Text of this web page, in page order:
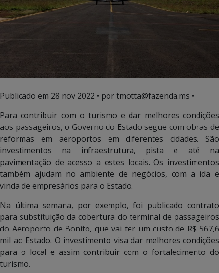
Publicado em 28 nov 2022 • por tmotta@fazenda.ms •
Para contribuir com o turismo e dar melhores condições
aos passageiros, o Governo do Estado segue com obras de
reformas em aeroportos em diferentes cidades. São
investimentos na infraestrutura, pista e até na
pavimentação de acesso a estes locais. Os investimentos
também ajudam no ambiente de negócios, com a ida e
vinda de empresários para o Estado.
Na última semana, por exemplo, foi publicado contrato
para substituição da cobertura do terminal de passageiros
do Aeroporto de Bonito, que vai ter um custo de R$ 567,6
mil ao Estado. O investimento visa dar melhores condições
para o local e assim contribuir com o fortalecimento do
turismo.